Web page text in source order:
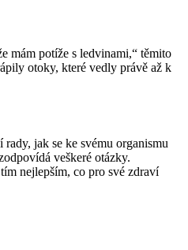
mám potíže s ledvinami,“ těmito
otoky, které vedly právě až k
jak se ke svému organismu
veškeré otázky.
nejlepším, co pro své zdraví